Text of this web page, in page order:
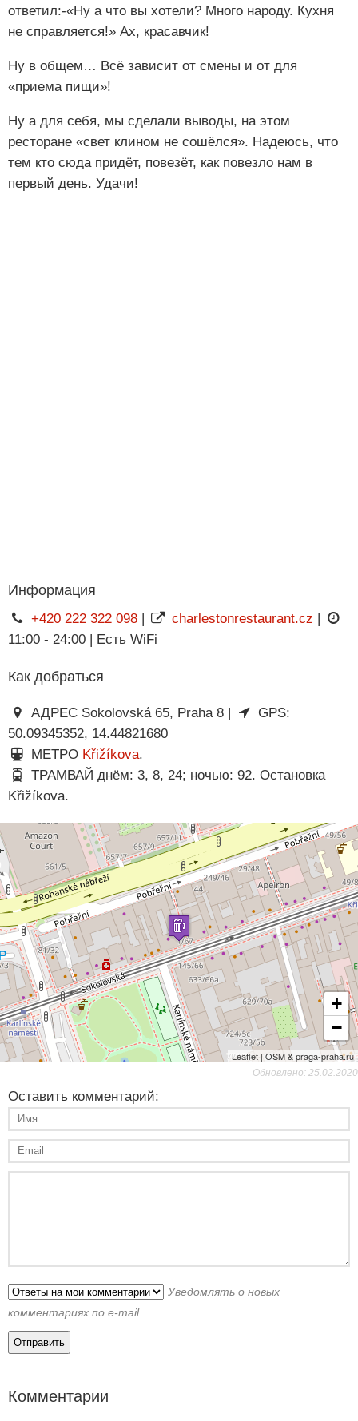
ответил:-«Ну а что вы хотели? Много народу. Кухня
не справляется!» Ах, красавчик!
Ну в общем… Всё зависит от смены и от для
«приема пищи»!
Ну а для себя, мы сделали выводы, на этом
ресторане «свет клином не сошёлся». Надеюсь, что
тем кто сюда придёт, повезёт, как повезло нам в
первый день. Удачи!
Информация
+420 222 322 098| charlestonrestaurant.cz |
11:00 - 24:00 | Есть WiFi
Как добраться
АДРЕС Sokolovská 65, Praha 8 |
GPS:
50.09345352, 14.44821680
МЕТРО Křižíkova.
ТРАМВАЙ днём: 3, 8, 24; ночью: 92. Остановка
Křižíkova.
+
−
Leaflet | OSM & praga-praha.ru
Обновлено: 25.02.2020
Оставить комментарий:
Уведомлять о новых
комментариях по e-mail.
Комментарии